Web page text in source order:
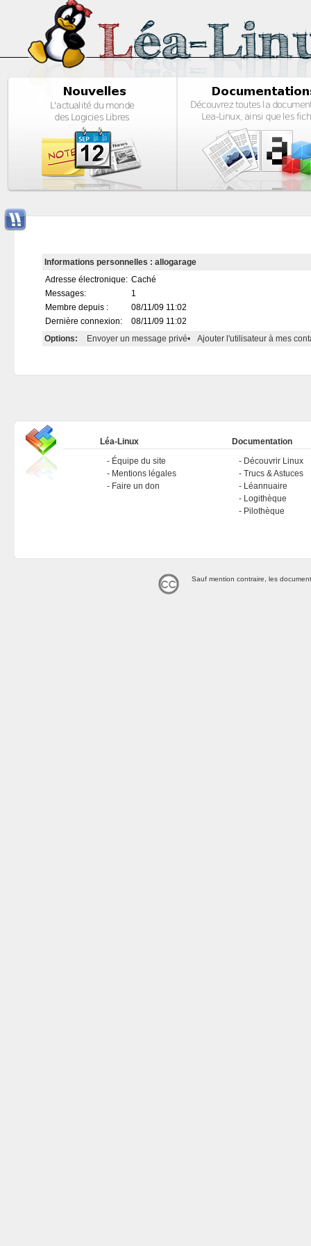
Informations personnelles : allogarage
Adresse électronique: Caché
Messages:
1
Membre depuis :
08/11/09 11:02
Dernière connexion:
08/11/09 11:02
Options:
Envoyer un message privé• Ajouter l'utilisateur à mes
Léa-Linux
Équipe du site
Mentions légales
Faire un don
Documentation
Découvrir Linux
Trucs & Astuces
Léannuaire
Logithèque
Pilothèque
Sauf mention contraire, les